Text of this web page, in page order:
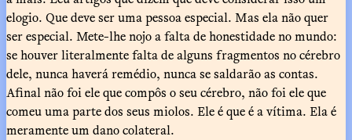
elogio. Que deve ser uma pessoa especial. Mas ela não quer
ser especial. Mete-lhe nojo a falta de honestidade no mundo:
se houver literalmente falta de alguns fragmentos no cérebro
dele, nunca haverá remédio, nunca se saldarão as contas.
Afinal não foi ele que compôs o seu cérebro, não foi ele que
comeu uma parte dos seus miolos. Ele é que é a vítima. Ela é
meramente um dano colateral.